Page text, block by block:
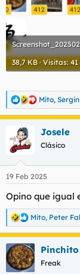
38,7 KB · Visitas: 41
R
e
a
c
i
e
:
Mito,
Josele
Clásico
19 Feb 2025
Opino que igual
R
e
a
c
c
i
Mito, Peter
Pinchito
Freak